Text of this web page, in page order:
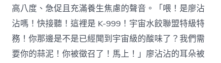
高八度、急促且充滿養生焦慮的聲音。「喂！是廖沾
沾嗎！快接聽！這裡是 K-999！宇宙水餃聯盟特級特
務！你那邊是不是已經聞到宇宙級的酸味了？我們需
要你的蒜泥！你被徵召了！馬上！」廖沾沾的耳朵被